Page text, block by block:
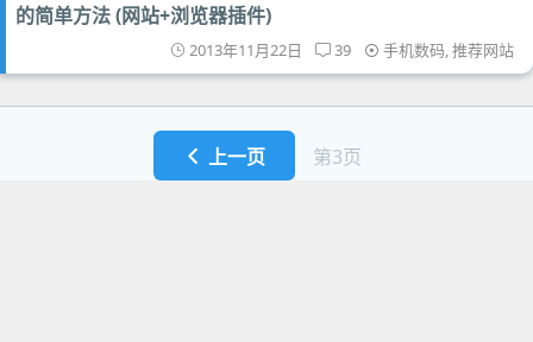
的简单方法 (网站+浏览器插件)
2013年11月22日 39 手机数码,推荐网站
上一页 第3页